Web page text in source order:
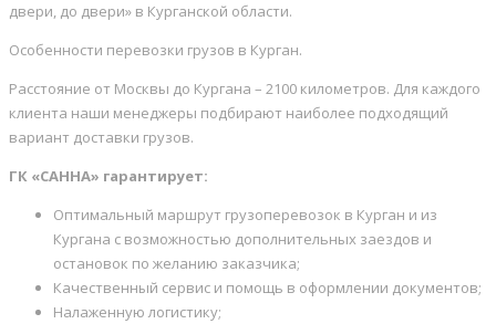
двери, до двери» в Курганской области.
Особенности перевозки грузов в Курган.
Расстояние от Москвы до Кургана – 2100 километров. Для каждого
клиента наши менеджеры подбирают наиболее подходящий
вариант доставки грузов.
ГК «САННА» гарантирует:
Оптимальный маршрут грузоперевозок в Курган и из
Кургана с возможностью дополнительных заездов и
остановок по желанию заказчика;
Качественный сервис и помощь в оформлении документов;
Налаженную логистику;